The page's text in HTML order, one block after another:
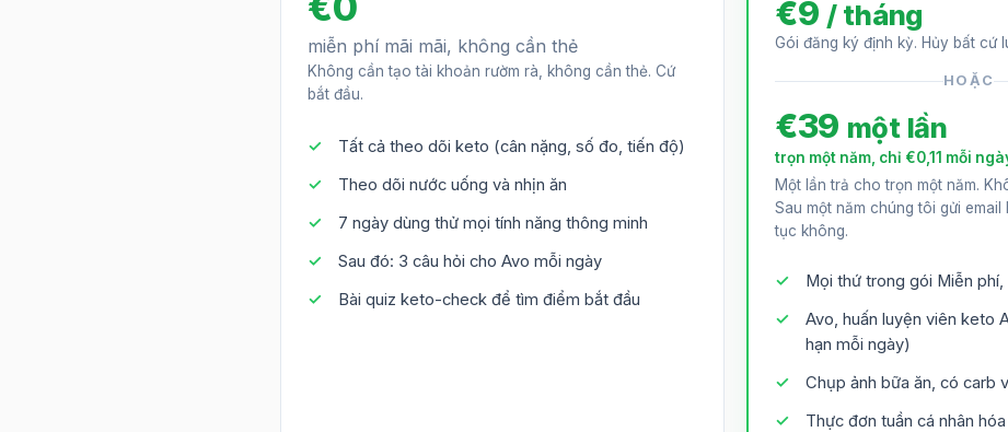
miễn phí mãi mãi, không cần thẻ
Không cần tạo tài khoản rườm rà, không cần thẻ. Cứ
bắt đầu.
Tất cả theo dõi keto (cân nặng, số đo, tiến độ)
Theo dõi nước uống và nhịn ăn
7 ngày dùng thử mọi tính năng thông minh
Sau đó: 3 câu hỏi cho Avo mỗi ngày
Bài quiz keto-check để tìm điểm bắt đầu
€9 / tháng
Gói đăng ký định kỳ. Hủy bất cứ
HOẶC
€39 một lần
trọn một năm, chỉ €0,11 mỗi
Một lần trả cho trọn một năm.
Sau một năm chúng tôi gửi
tục không.
Mọi thứ trong gói Miễn phí,
Avo, huấn luyện viên keto
hạn mỗi ngày)
Chụp ảnh bữa ăn, có carb
Thực đơn tuần cá nhân